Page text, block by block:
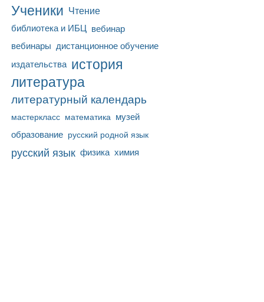
Ученики Чтение
библиотека и ИБЦ вебинар
вебинары дистанционное обучение
издательства история
литература
литературный календарь
мастеркласс математика музей
образование русский родной язык
русский язык физика химия